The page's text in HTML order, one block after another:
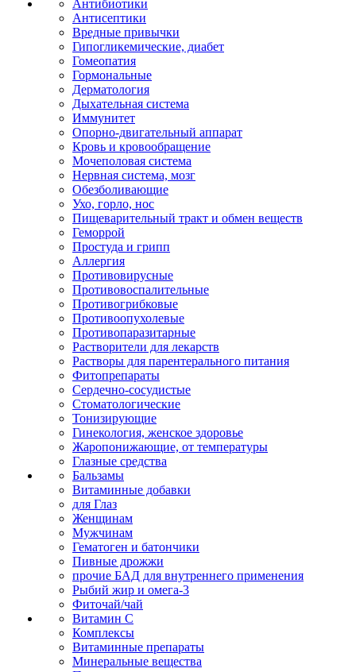
Антибиотики
Антисептики
Вредные привычки
Гипогликемические, диабет
Гомеопатия
Гормональные
Дерматология
Дыхательная система
Иммунитет
Опорно-двигательный аппарат
Кровь и кровообращение
Мочеполовая система
Нервная система, мозг
Обезболивающие
Ухо, горло, нос
Пищеварительный тракт и обмен веществ
Геморрой
Простуда и грипп
Аллергия
Противовирусные
Противовоспалительные
Противогрибковые
Противоопухолевые
Противопаразитарные
Растворители для лекарств
Растворы для парентерального питания
Фитопрепараты
Сердечно-сосудистые
Стоматологические
Тонизирующие
Гинекология, женское здоровье
Жаропонижающие, от температуры
Глазные средства
Бальзамы
Витаминные добавки
для Глаз
Женщинам
Мужчинам
Гематоген и батончики
Пивные дрожжи
прочие БАД для внутреннего применения
Рыбий жир и омега-3
Фиточай/чай
Витамин С
Комплексы
Витаминные препараты
Минеральные вещества